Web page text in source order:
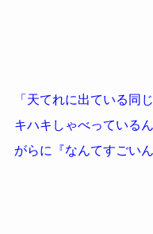
「天てれに出ている同
キハキしゃべっている
がらに『なんてすごい